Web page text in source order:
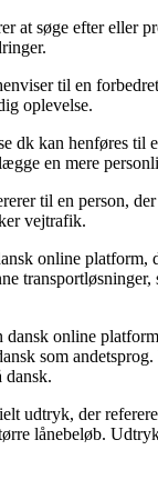
at søge efter eller
til en
oplevelse.
dk kan henføres
en mere
til en person,
vejtrafik.
online
dansk online
som
dansk.
udtryk, der
lånebeløb.